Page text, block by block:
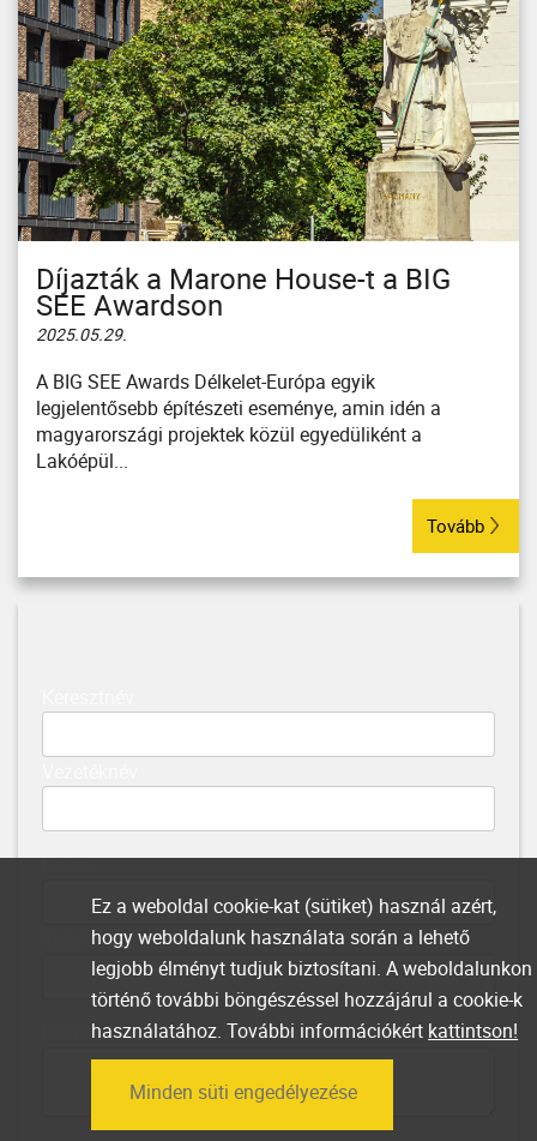
Díjazták a Marone House-t a BIG
SEE Awardson
2025.05.29.
A BIG SEE Awards Délkelet-Európa egyik
legjelentősebb építészeti eseménye, amin idén a
magyarországi projektek közül egyedüliként a
Lakóépül...
Tovább
Email
Telefonszám
Üzenet
Ez a weboldal cookie-kat (sütiket) használ azért,
hogy weboldalunk használata során a lehető
legjobb élményt tudjuk biztosítani. A weboldalunkon
történő további böngészéssel hozzájárul a cookie-k
használatához. További információkért kattintson!
Minden süti engedélyezése